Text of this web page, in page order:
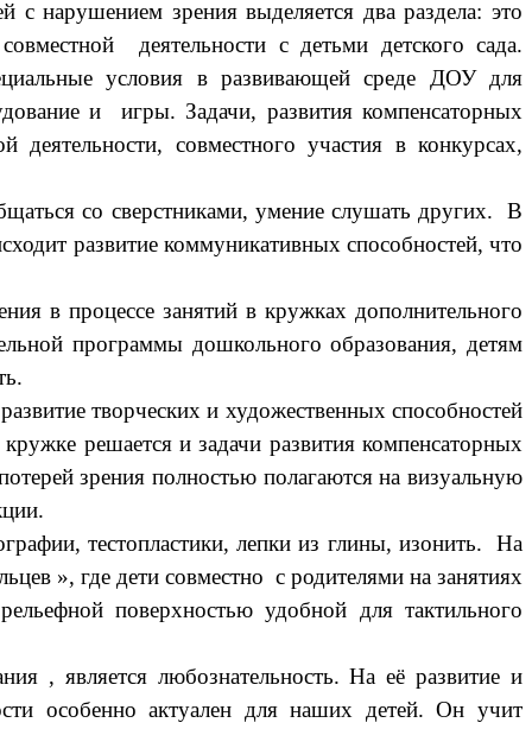
с нарушением зрения выделяется два раздела: это
деятельности с детьми детского сада.
условия в развивающей среде ДОУ для
и игры. Задачи, развития компенсаторных
совместного участия в конкурсах,
со сверстниками, умение слушать других. В
развитие коммуникативных способностей, что
в процессе занятий в кружках дополнительного
программы дошкольного образования, детям
творческих и художественных способностей
решается и задачи развития компенсаторных
зрения полностью полагаются на визуальную
тестопластики, лепки из глины, изонить. На
», где дети совместно с родителями на занятиях
поверхностью удобной для тактильного
, является любознательность. На её развитие и
особенно актуален для наших детей. Он учит